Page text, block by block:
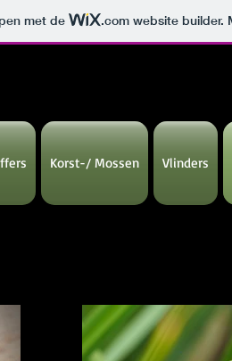
met de .com website builder.
Korst-/ Mossen Vlinders